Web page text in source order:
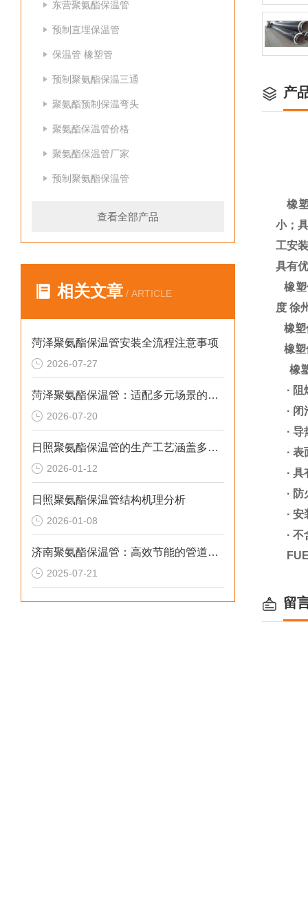
东营聚氨酯保温管
预制直埋保温管
保温管 橡塑管
预制聚氨酯保温三通
聚氨酯预制保温弯头
聚氨酯保温管价格
聚氨酯保温管厂家
预制聚氨酯保温管
查看全部产品
相关文章 / ARTICLE
菏泽聚氨酯保温管安装全流程注意事项
2026-07-27
菏泽聚氨酯保温管：适配多元场景的高效保温输送材料
2026-07-20
日照聚氨酯保温管的生产工艺涵盖多个环节
2026-01-12
日照聚氨酯保温管结构机理分析
2026-01-08
济南聚氨酯保温管：高效节能的管道保温材料
2025-07-21
产
橡塑
小；
工安
具有
橡塑
度 徐
橡塑
橡塑
橡
· 阻
· 闭
· 导
· 表
· 具
· 防
· 安
· 不
留